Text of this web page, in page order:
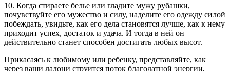
10. Когда стираете белье или гладите мужу рубашки,
почувствуйте его мужество и силу, наделите его одежду силой
побеждать, увидьте, как его дела становятся лучше, как к нему
приходит успех, достаток и удача. И тогда в ней он
действительно станет способен достигать любых высот.
Прикасаясь к любимому или ребенку, представляйте, как
через ваши ладони струится поток благодатной энергии,